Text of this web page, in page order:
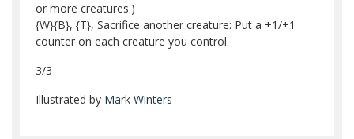
or more creatures.)
{W}{B}, {T}, Sacrifice another creature: Put a +1/+1
counter on each creature you control.
3/3
Illustrated by Mark Winters